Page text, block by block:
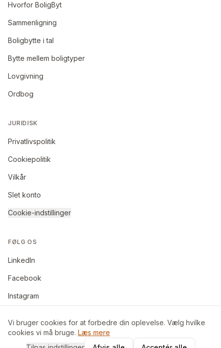
Hvorfor BoligByt
Sammenligning
Boligbytte i tal
Bytte mellem boligtyper
Lovgivning
Ordbog
JURIDISK
Privatlivspolitik
Cookiepolitik
Vilkår
Slet konto
Cookie-indstillinger
FØLG OS
LinkedIn
Facebook
Instagram
©2026BoligByt ApS. Alle rettigheder forbeholdes.
Vi bruger cookies for at forbedre din oplevelse. Vælg hvilke
cookies vi må bruge. Læs mere